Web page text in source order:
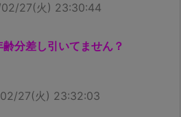
27(火) 23:30:44
分差し引いてません？
27(火) 23:32:03